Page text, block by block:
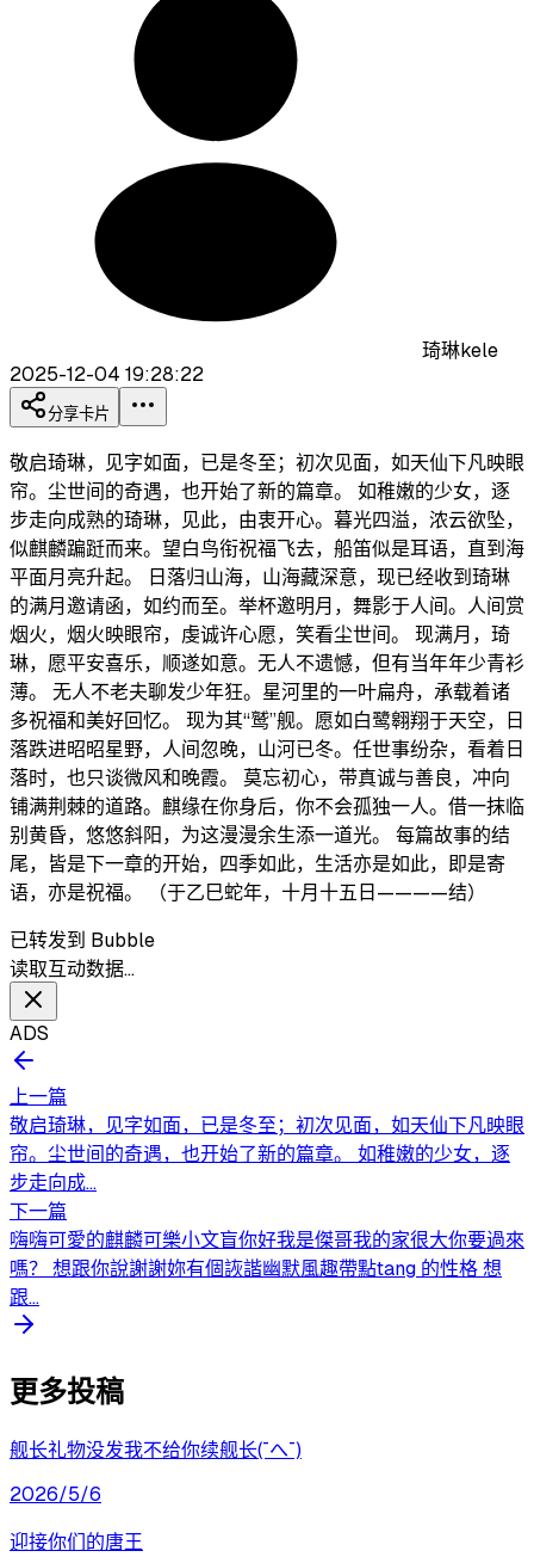
琦琳kele
2025-12-04 19:28:22
分享卡片
敬启琦琳，见字如面，已是冬至；初次见面，如天仙下凡映眼
帘。尘世间的奇遇，也开始了新的篇章。 如稚嫩的少女，逐
步走向成熟的琦琳，见此，由衷开心。暮光四溢，浓云欲坠，
似麒麟蹁跹而来。望白鸟衔祝福飞去，船笛似是耳语，直到海
平面月亮升起。 日落归山海，山海藏深意，现已经收到琦琳
的满月邀请函，如约而至。举杯邀明月，舞影于人间。人间赏
烟火，烟火映眼帘，虔诚许心愿，笑看尘世间。 现满月，琦
琳，愿平安喜乐，顺遂如意。无人不遗憾，但有当年年少青衫
薄。 无人不老夫聊发少年狂。星河里的一叶扁舟，承载着诸
多祝福和美好回忆。 现为其“鹫”舰。愿如白鹭翱翔于天空，日
落跌进昭昭星野，人间忽晚，山河已冬。任世事纷杂，看着日
落时，也只谈微风和晚霞。 莫忘初心，带真诚与善良，冲向
铺满荆棘的道路。麒缘在你身后，你不会孤独一人。借一抹临
别黄昏，悠悠斜阳，为这漫漫余生添一道光。 每篇故事的结
尾，皆是下一章的开始，四季如此，生活亦是如此，即是寄
语，亦是祝福。 （于乙巳蛇年，十月十五日————结）
已转发到 Bubble
读取互动数据…
ADS
上一篇
敬启琦琳，见字如面，已是冬至；初次见面，如天仙下凡映眼
帘。尘世间的奇遇，也开始了新的篇章。 如稚嫩的少女，逐
步走向成...
下一篇
嗨嗨可愛的麒麟可樂小文盲你好我是傑哥我的家很大你要過來
嗎？ 想跟你說謝謝妳有個詼諧幽默風趣帶點tang 的性格 想
跟...
更多投稿
舰长礼物没发我不给你续舰长(¯へ¯)
2026/5/6
迎接你们的唐王